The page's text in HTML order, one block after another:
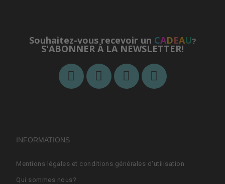
Souhaitez-vous recevoir un CADEAU?
S'ABONNER À LA NEWSLETTER!
INFORMATIONS
Mentions légales et conditions générales d'utilisation
Qui sommes nous?